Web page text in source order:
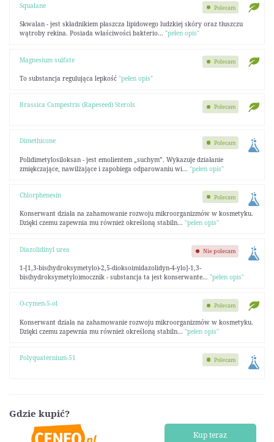
Squalane
Skwalan - jest składnikiem płaszcza lipidowego ludzkiej skóry oraz tłuszczu
wątroby rekina. Posiada właściwości bakterio... "pełen opis"
Polecam
Magnesium sulfate
To substancja regulująca lepkość "pełen opis"
Polecam
Brassica Campestris (Rapeseed) Sterols Polecam
Dimethicone
Polidimetylosiloksan - jest emolientem „suchym”. Wykazuje działanie
zmiękczające, nawilżające i zapobiega odparowaniu wi... "pełen opis"
Polecam
Chlorphenesin
Konserwant działa na zahamowanie rozwoju mikroorganizmów w kosmetyku.
Dzięki czemu zapewnia mu również określoną stabiln... "pełen opis"
Polecam
Diazolidinyl urea
1-[1,3-bis(hydroksymetylo)-2,5-dioksoimidazolidyn-4-ylo]-1,3-
bis(hydroksymetylo)mocznik - substancja ta jest konserwante... "pełen opis"
Nie polecam
O-cymen-5-ol
Konserwant działa na zahamowanie rozwoju mikroorganizmów w kosmetyku.
Dzięki czemu zapewnia mu również określoną stabiln... "pełen opis"
Polecam
Polyquaternium-51 Polecam
Gdzie kupić?
Kup teraz